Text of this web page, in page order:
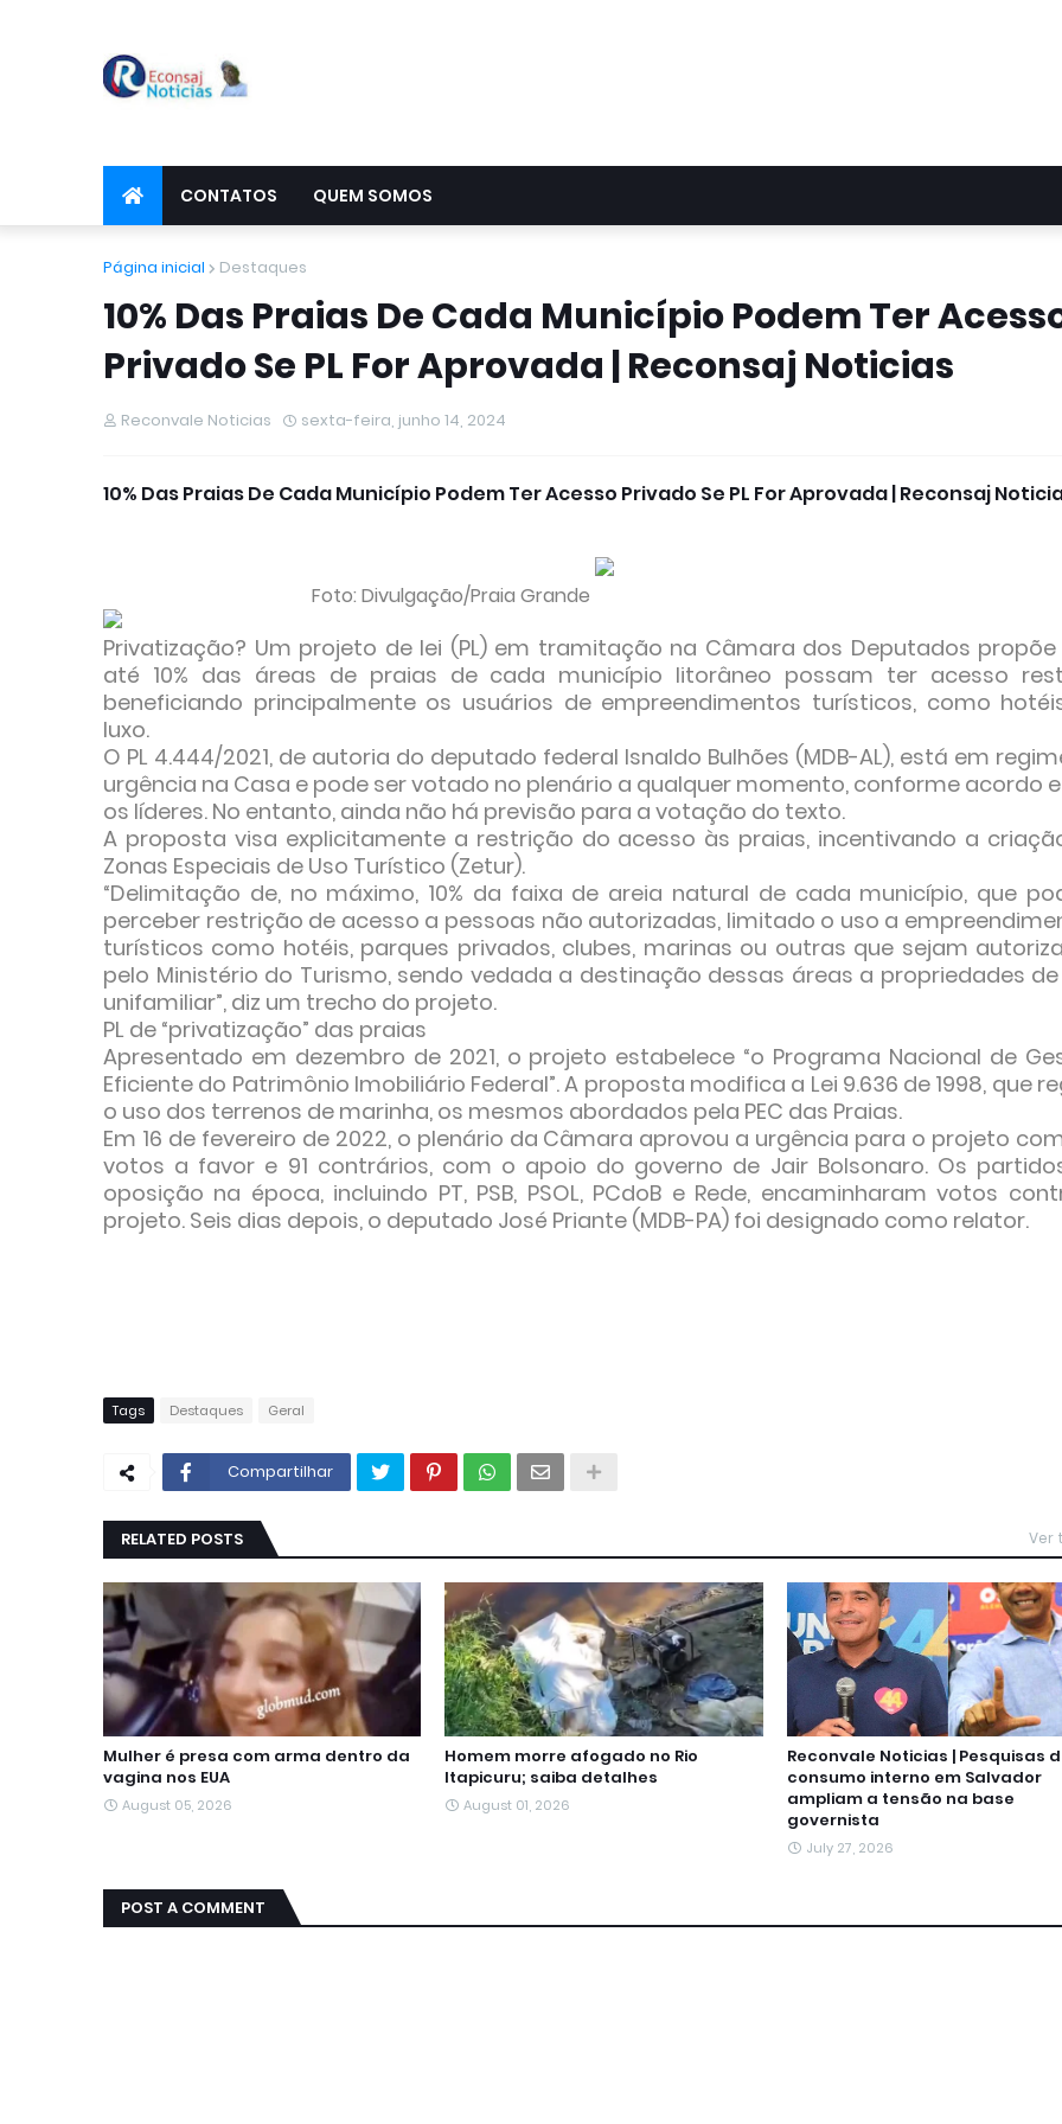
CONTATOS QUEM SOMOS
Página inicial Destaques
10% Das Praias De Cada Município Podem Ter
Privado Se PL For Aprovada | Reconsaj Noticias
Reconvale Noticias sexta-feira, junho 14, 2024
10% Das Praias De Cada Município Podem Ter Acesso Privado Se PL For Aprovada | Reconsaj
Foto: Divulgação/Praia Grande
Privatização? Um projeto de lei (PL) em tramitação na Câmara dos Deputados
até 10% das áreas de praias de cada município litorâneo possam ter acesso
beneficiando principalmente os usuários de empreendimentos turísticos, como
luxo.
O PL 4.444/2021, de autoria do deputado federal Isnaldo Bulhões (MDB-AL), está em
urgência na Casa e pode ser votado no plenário a qualquer momento, conforme acordo
os líderes. No entanto, ainda não há previsão para a votação do texto.
A proposta visa explicitamente a restrição do acesso às praias, incentivando a
Zonas Especiais de Uso Turístico (Zetur).
“Delimitação de, no máximo, 10% da faixa de areia natural de cada município, que
perceber restrição de acesso a pessoas não autorizadas, limitado o uso a
turísticos como hotéis, parques privados, clubes, marinas ou outras que sejam
pelo Ministério do Turismo, sendo vedada a destinação dessas áreas a propriedades
unifamiliar”, diz um trecho do projeto.
PL de “privatização” das praias
Apresentado em dezembro de 2021, o projeto estabelece “o Programa Nacional de
Eficiente do Patrimônio Imobiliário Federal”. A proposta modifica a Lei 9.636 de 1998, que
o uso dos terrenos de marinha, os mesmos abordados pela PEC das Praias.
Em 16 de fevereiro de 2022, o plenário da Câmara aprovou a urgência para o projeto
votos a favor e 91 contrários, com o apoio do governo de Jair Bolsonaro. Os
oposição na época, incluindo PT, PSB, PSOL, PCdoB e Rede, encaminharam votos
projeto. Seis dias depois, o deputado José Priante (MDB-PA) foi designado como relator.
Tags Destaques Geral
Compartilhar
RELATED POSTS Ver
Mulher é presa com arma dentro da
vagina nos EUA
August 05, 2026
Homem morre afogado no Rio
Itapicuru; saiba detalhes
August 01, 2026
Reconvale Noticias | Pesquisas
consumo interno em Salvador
ampliam a tensão na base
governista
July 27, 2026
POST A COMMENT